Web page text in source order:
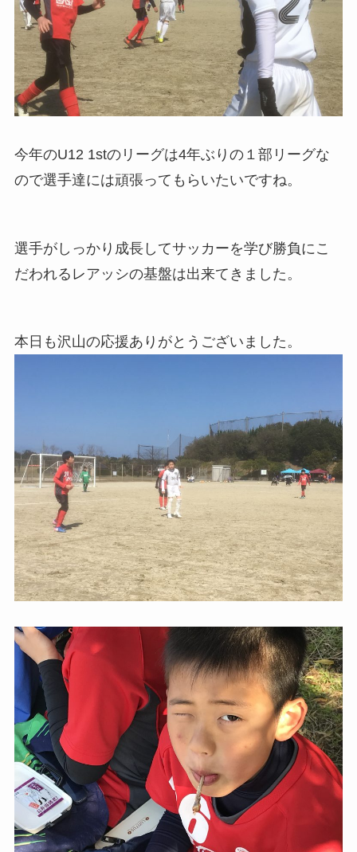
今年のU12 1stのリーグは4年ぶりの１部リーグな
ので選手達には頑張ってもらいたいですね。
選手がしっかり成長してサッカーを学び勝負にこ
だわれるレアッシの基盤は出来てきました。
本日も沢山の応援ありがとうございました。